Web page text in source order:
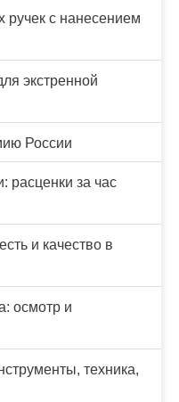
ручек с нанесением
экстренной
России
расценки за час
и качество в
осмотр и
техника,